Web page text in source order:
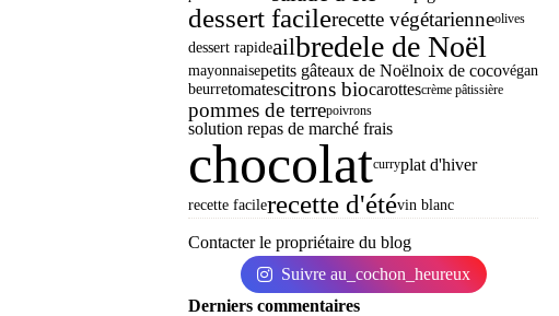
dessert facilerecette végétarienneolives
dessert rapideailbredele de Noël
mayonnaisepetits gâteaux de Noëlnoix de cocovégan
beurretomatescitrons biocarottescrème pâtissière
pommes de terrepoivrons
solution repas de marché frais
chocolatcurryplat d'hiver
recette facilerecette d'étévin blanc
Contacter le propriétaire du blog
Suivre au_cochon_heureux
Derniers commentaires